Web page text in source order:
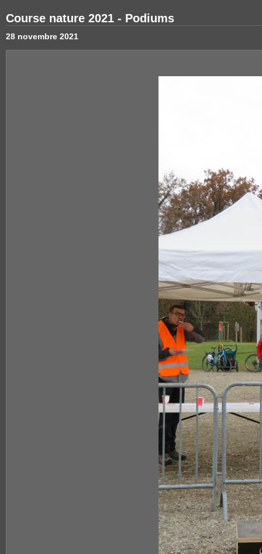
Course nature 2021 - Podiums
28 novembre 2021